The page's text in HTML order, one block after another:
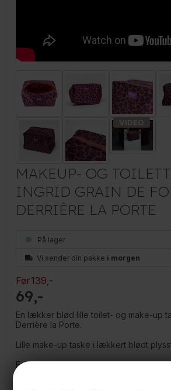
MAKEUP- OG
INGRID GRAIN DE
DERRIÈRE LA PORTE
På lager
Vi sender din pakke i morgen
Før139,-
69
En lækker blød lille toilet- og make-up
Derrière la Porte.
Lille make-up taske i lækkert blødt
En fin lille toilet- og makeup taske til